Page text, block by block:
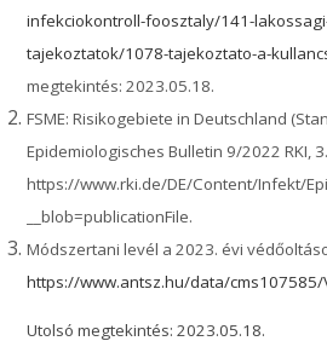
infekciokontroll-foosztaly/141-
tajekoztatok/1078-tajekoztato-a-
megtekintés: 2023.05.18.
FSME: Risikogebiete in Deutschland
Epidemiologisches Bulletin 9/2022 RKI,
https://www.rki.de/DE/Content/Infekt/
__blob=publicationFile.
Módszertani levél a 2023. évi
https://www.antsz.hu/data/cms107585/
Utolsó megtekintés: 2023.05.18.